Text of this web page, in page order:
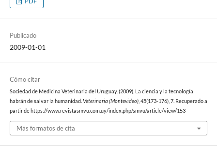
Publicado
2009-01-01
Cómo citar
Sociedad de Medicina Veterinaria del Uruguay. (2009). La ciencia y la tecnología
habrán de salvar la humanidad. Veterinaria (Montevideo), 45(173-176), 7. Recuperado a
partir de https://www.revistasmvu.com.uy/index.php/smvu/article/view/153
Más formatos de cita